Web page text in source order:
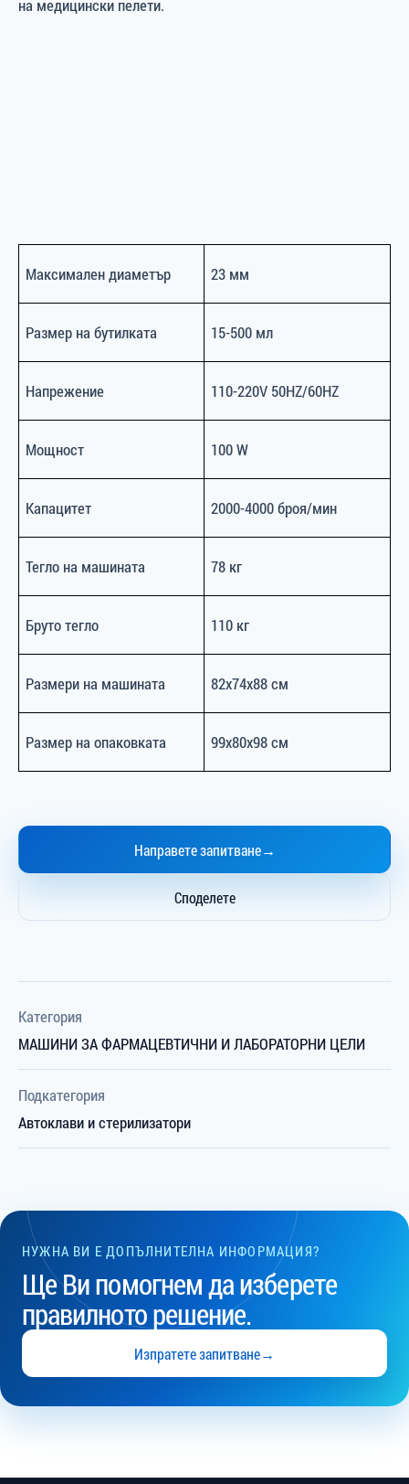
на медицински пелети.
Максимален диаметър 23 мм
Размер на бутилката 15-500 мл
Напрежение 110-220V 50HZ/60HZ
Мощност 100 W
Капацитет 2000-4000 броя/мин
Тегло на машината 78 кг
Бруто тегло 110 кг
Размери на машината 82x74x88 см
Размер на опаковката 99x80x98 см
Направете запитване→
Споделете
Категория
МАШИНИ ЗА ФАРМАЦЕВТИЧНИ И ЛАБОРАТОРНИ ЦЕЛИ
Подкатегория
Автоклави и стерилизатори
НУЖНА ВИ Е ДОПЪЛНИТЕЛНА ИНФОРМАЦИЯ?
Ще Ви помогнем да изберете
правилното решение.
Изпратете запитване→